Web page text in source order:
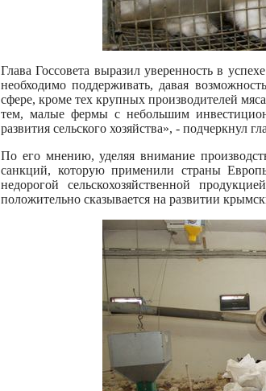
Глава Госсовета выразил уверенность в
необходимо поддерживать, давая
сфере, кроме тех крупных производителей
тем, малые фермы с небольшим
развития сельского хозяйства», - подчеркнул
По его мнению, уделяя внимание
санкций, которую применили страны
недорогой сельскохозяйственной
положительно сказывается на развитии